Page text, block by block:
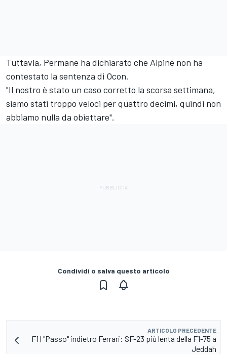
Tuttavia, Permane ha dichiarato che Alpine non ha
contestato la sentenza di Ocon.
"Il nostro è stato un caso corretto la scorsa settimana,
siamo stati troppo veloci per quattro decimi, quindi non
abbiamo nulla da obiettare".
Condividi o salva questo articolo
ARTICOLO PRECEDENTE
F1 | "Passo" indietro Ferrari: SF-23 più lenta della F1-75 a
Jeddah